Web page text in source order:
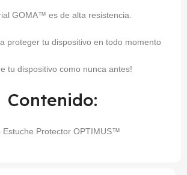
GOMA™ es de alta resistencia.
proteger tu dispositivo en todo momento
tu dispositivo como nunca antes!
Contenido:
Estuche Protector OPTIMUS™